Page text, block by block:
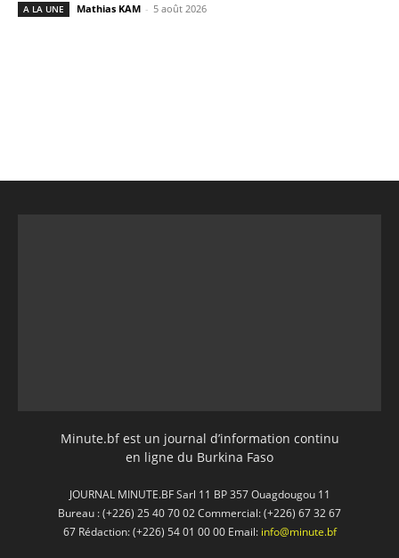
A LA UNE Mathias KAM - 5 août 2026
Minute.bf est un journal d’information continu
en ligne du Burkina Faso
JOURNAL MINUTE.BF Sarl 11 BP 357 Ouagdougou 11
Bureau : (+226) 25 40 70 02 Commercial: (+226) 67 32 67
67 Rédaction: (+226) 54 01 00 00 Email: info@minute.bf